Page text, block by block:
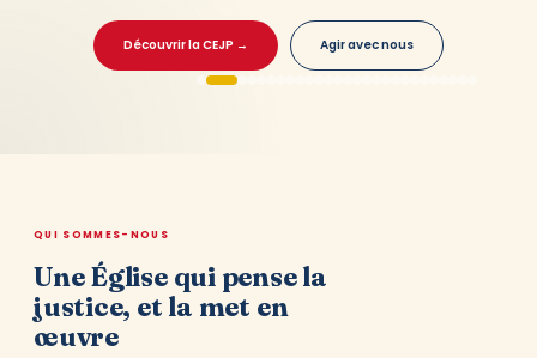
Découvrir la CEJP → Agir avec nous
&nbsp;&nbsp;&nbsp;Appel
de
Protection
et
Suivi
Réintégration
QUI SOMMES-NOUS
Une Église qui pense la
justice, et la met en
œuvre